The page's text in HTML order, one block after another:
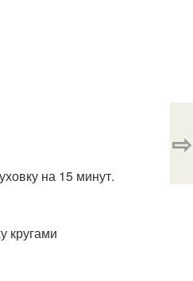
на 15 минут.
кругами
⇨